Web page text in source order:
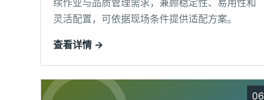
续作业与品质管理需求，兼顾稳定性、易用性和
灵活配置，可依据现场条件提供适配方案。
查看详情 →
06